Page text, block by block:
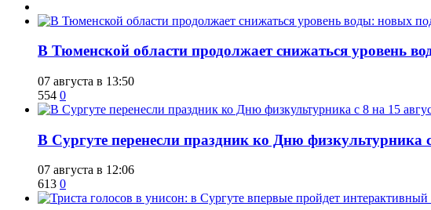
​В Тюменской области продолжает снижаться уровень
07 августа в 13:50
554 0
​В Сургуте перенесли праздник ко Дню физкультурника
07 августа в 12:06
613 0